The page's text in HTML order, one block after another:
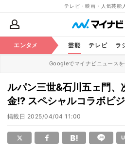
テレビ・映画・人気芸能
エンタメ 芸能 テレビ ラ
Googleでマイナビニュース
ルパン三世&石川五ェ門、
金!? スペシャルコラボビ
掲載日 2025/04/04 11:00